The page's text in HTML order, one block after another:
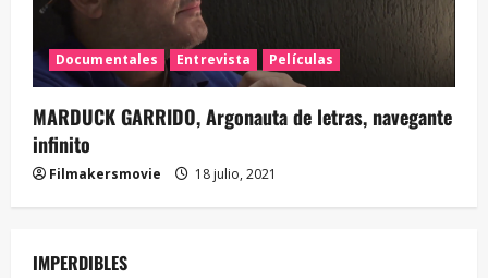
Documentales Entrevista Películas
MARDUCK GARRIDO, Argonauta de letras, navegante
infinito
Filmakersmovie 18 julio, 2021
IMPERDIBLES